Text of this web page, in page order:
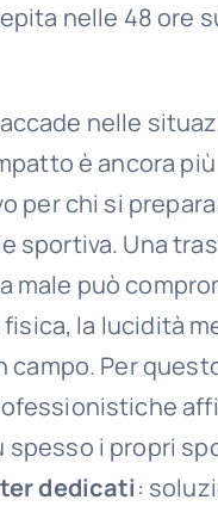
nelle 48 ore
nelle
è ancora più
per chi si prepara
sportiva. Una
male può
fisica, la lucidità
campo. Per
spesso i propri
dedicati: